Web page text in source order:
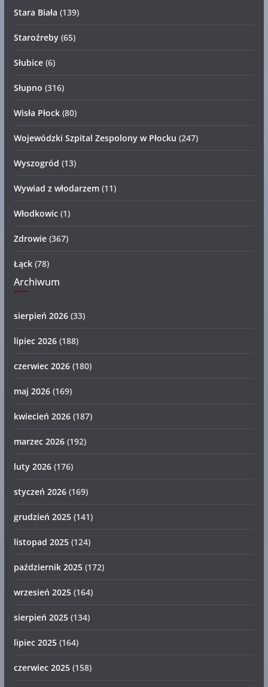
Stara Biała (139)
Staroźreby(65)
Słubice(6)
Słupno (316)
Wisła Płock(80)
Wojewódzki Szpital Zespolony w Płocku (247)
Wyszogród (13)
Wywiad z włodarzem(11)
Włodkowic(1)
Zdrowie(367)
Łąck(78)
Archiwum
sierpień 2026(33)
lipiec 2026(188)
czerwiec 2026(180)
maj 2026(169)
kwiecień 2026(187)
marzec 2026(192)
luty 2026(176)
styczeń 2026(169)
grudzień 2025(141)
listopad 2025(124)
październik 2025(172)
wrzesień 2025(164)
sierpień 2025(134)
lipiec 2025(164)
czerwiec 2025(158)